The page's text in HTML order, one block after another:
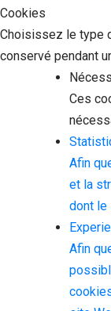
Cookies
Choisissez le type
conservé pendant
Ces
Afin
et la
dont le
Afin